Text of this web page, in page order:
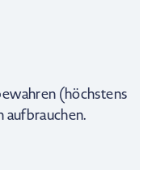
(höchstens
aufbrauchen.